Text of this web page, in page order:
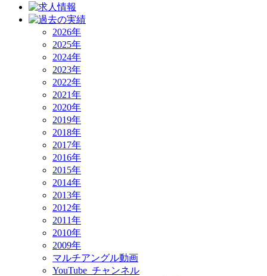
2026年
2025年
2024年
2023年
2022年
2021年
2020年
2019年
2018年
2017年
2016年
2015年
2014年
2013年
2012年
2011年
2010年
2009年
マルチアングル動画
YouTube チャンネル